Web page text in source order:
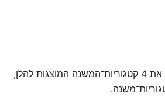
הקטגוריה הזאת מכילה את 4 קטגוריות־המשנה המוצגות להלן,